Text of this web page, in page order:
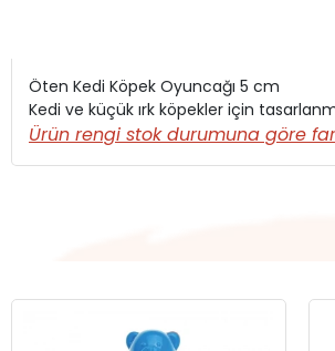
Öten Kedi Köpek Oyuncağı 5 cm
Kedi ve küçük ırk köpekler için
Ürün rengi stok durumuna göre